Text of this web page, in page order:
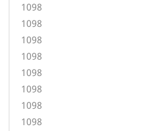
1098
1098
1098
1098
1098
1098
1098
1098